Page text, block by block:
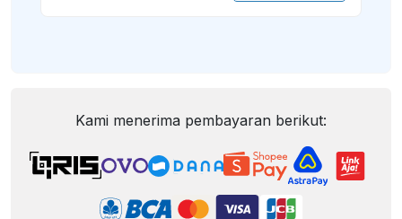
Kami menerima pembayaran berikut: